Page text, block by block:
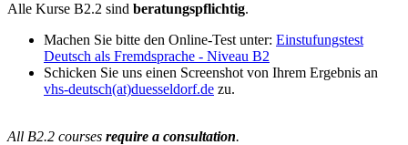
Alle Kurse B2.2 sind beratungspflichtig.
Machen Sie bitte den Online-Test unter: Einstufungstest
Deutsch als Fremdsprache - Niveau B2
Schicken Sie uns einen Screenshot von Ihrem Ergebnis an
vhs-deutsch(at)duesseldorf.de zu.
All B2.2 courses require a consultation.